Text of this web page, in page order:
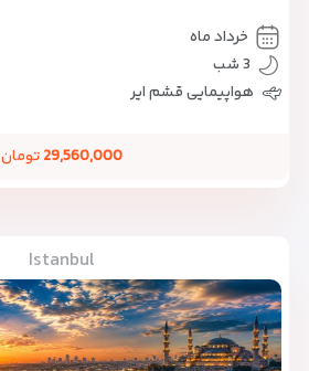
خرداد ماه
3 شب
هواپیمایی قشم ایر
29,560,000تومان
Istanbul